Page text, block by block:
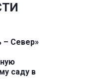
– Север»
саду в